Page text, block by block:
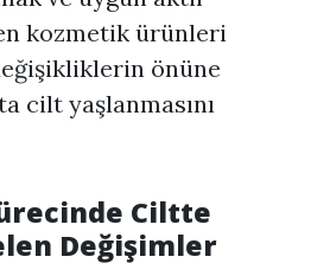
kozmetik ürünleri
önüne
cilt yaşlanmasını
Ciltte
Değişimler